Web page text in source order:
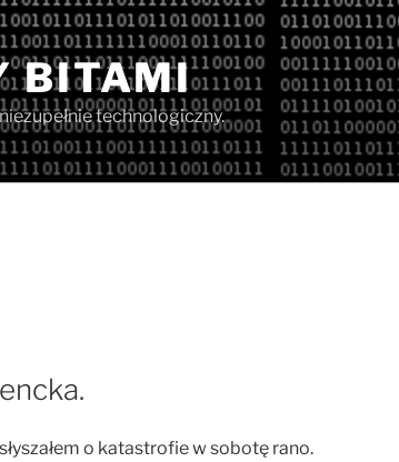
BITAMI
technologiczny.
o katastrofie w sobotę rano.